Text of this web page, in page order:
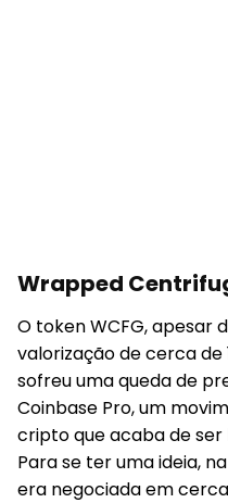
Wrapped
O token WCFG, apesar
valorização de cerca de
sofreu uma queda de
Coinbase Pro, um
cripto que acaba de ser
Para se ter uma ideia,
era negociada em